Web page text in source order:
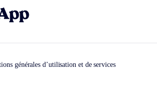
générales d’utilisation et de services